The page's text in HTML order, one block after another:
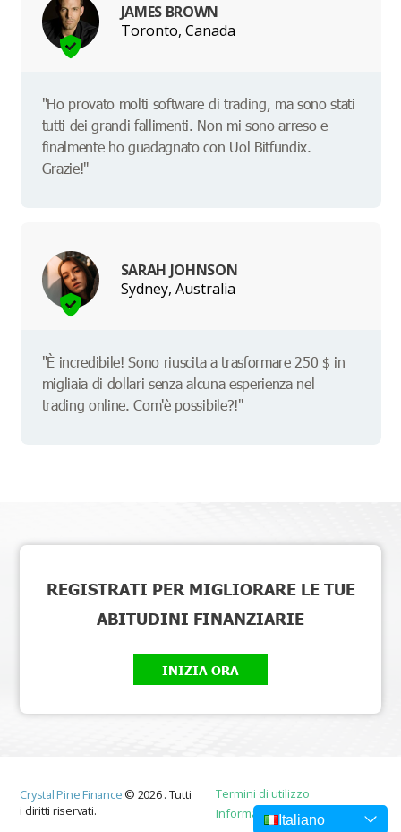
Italiano
JAMES BROWN
Toronto, Canada
"Ho provato molti software di trading, ma sono stati
tutti dei grandi fallimenti. Non mi sono arreso e
finalmente ho guadagnato con Uol Bitfundix.
Grazie!"
SARAH JOHNSON
Sydney, Australia
"È incredibile! Sono riuscita a trasformare 250 $ in
migliaia di dollari senza alcuna esperienza nel
trading online. Com'è possibile?!"
REGISTRATI PER MIGLIORARE LE TUE
ABITUDINI FINANZIARIE
INIZIA ORA
Crystal Pine Finance © 2026. Tutti
i diritti riservati.
Termini di utilizzo
Informativa sulla privacy